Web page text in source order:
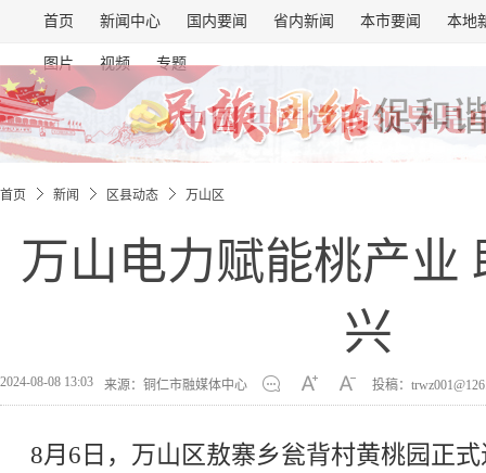
首页 新闻中心 国内要闻 省内新闻 本市要闻 本地
图片 视频 专题
首页 新闻 区县动态 万山区
万山电力赋能桃产业
兴
2024-08-08 13:03 来源：铜仁市融媒体中心 投稿：
8月6日，万山区敖寨乡瓮背村黄桃园正